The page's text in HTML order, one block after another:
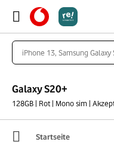
Galaxy S20+
Startseite